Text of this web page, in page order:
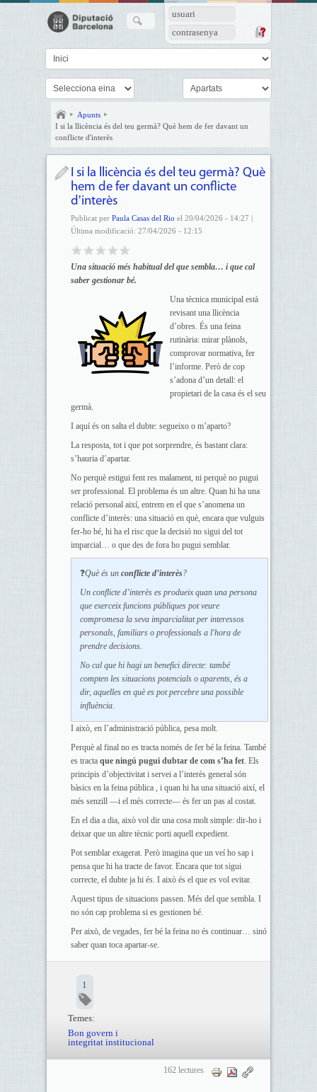
usuari
contrasenya
Apunts
I si la llicència és del teu germà? Què hem de fer davant un
conflicte d'interès
I si la llicència és del teu germà? Què
hem de fer davant un conflicte
d'interès
Publicat per Paula Casas del Rio el 20/04/2026 - 14:27 |
Última modificació: 27/04/2026 - 12:15
Una situació més habitual del que sembla… i que cal
saber gestionar bé.
Una tècnica municipal està
revisant una llicència
d’obres. És una feina
rutinària: mirar plànols,
comprovar normativa, fer
l’informe. Però de cop
s’adona d’un detall: el
propietari de la casa és el seu
germà.
I aquí és on salta el dubte: segueixo o m’aparto?
La resposta, tot i que pot sorprendre, és bastant clara:
s’hauria d’apartar.
No perquè estigui fent res malament, ni perquè no pugui
ser professional. El problema és un altre. Quan hi ha una
relació personal així, entrem en el que s’anomena un
conflicte d’interès: una situació en què, encara que vulguis
fer-ho bé, hi ha el risc que la decisió no sigui del tot
imparcial… o que des de fora ho pugui semblar.
❓Què és un conflicte d’interès?
Un conflicte d’interès es produeix quan una persona
que exerceix funcions públiques pot veure
compromesa la seva imparcialitat per interessos
personals, familiars o professionals a l'hora de
prendre decisions.
No cal que hi hagi un benefici directe: també
compten les situacions potencials o aparents, és a
dir, aquelles en què es pot percebre una possible
influència.
I això, en l’administració pública, pesa molt.
Perquè al final no es tracta només de fer bé la feina. També
es tracta que ningú pugui dubtar de com s’ha fet. Els
principis d’objectivitat i servei a l’interès general són
bàsics en la feina pública , i quan hi ha una situació així, el
més senzill —i el més correcte— és fer un pas al costat.
En el dia a dia, això vol dir una cosa molt simple: dir-ho i
deixar que un altre tècnic porti aquell expedient.
Pot semblar exagerat. Però imagina que un veí ho sap i
pensa que hi ha tracte de favor. Encara que tot sigui
correcte, el dubte ja hi és. I això és el que es vol evitar.
Aquest tipus de situacions passen. Més del que sembla. I
no són cap problema si es gestionen bé.
Per això, de vegades, fer bé la feina no és continuar… sinó
saber quan toca apartar-se.
1
Temes:
Bon govern i
integritat institucional
162 lectures